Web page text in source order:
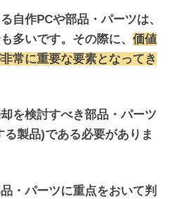
自作PCや部品・パーツは、
多いです。その際に、 価値
常に重要な要素となってき
を検討すべき部品・パーツ
製品)である必要がありま
・パーツに重点をおいて判